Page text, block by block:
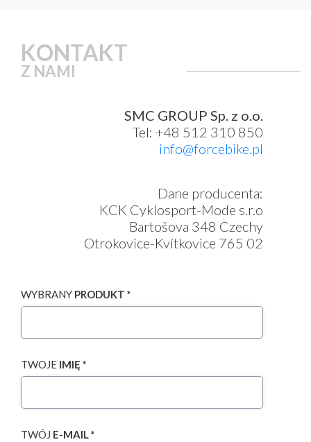
KONTAKT
Z NAMI
SMC GROUP Sp. z o.o.
Tel: +48 512 310 850
info@forcebike.pl
Dane producenta:
KCK Cyklosport-Mode s.r.o
Bartošova 348 Czechy
Otrokovice-Kvítkovice 765 02
WYBRANY PRODUKT *
TWOJE IMIĘ *
TWÓJ E-MAIL *